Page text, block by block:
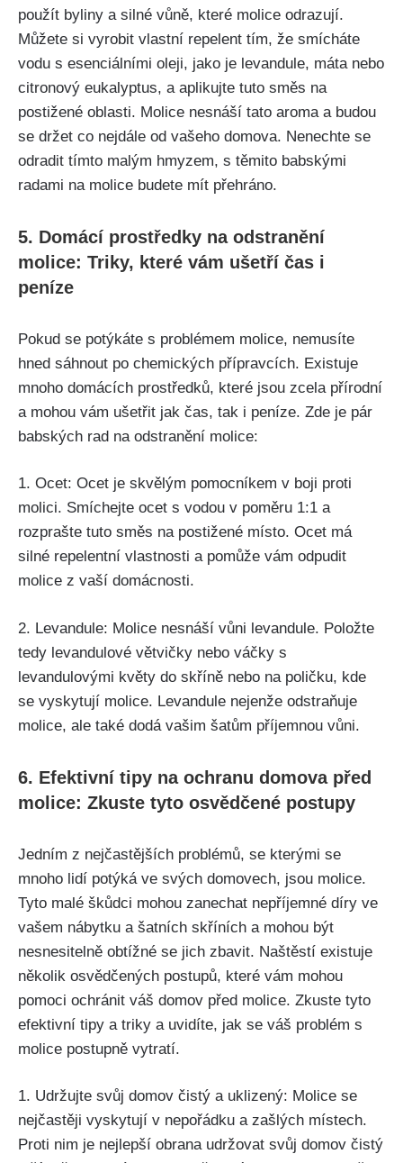
použít byliny a silné ⁤vůně,​ které molice odrazují.
Můžete si vyrobit vlastní repelent tím, že smícháte
vodu s⁣ esenciálními oleji, jako je levandule, máta nebo
citronový eukalyptus, a aplikujte tuto směs na
postižené oblasti. ⁤Molice ⁢nesnáší tato aroma a budou
se držet ⁢co nejdále od vašeho domova. Nenechte se
odradit tímto malým hmyzem, ⁣s těmito babskými‍
radami na molice⁣ budete mít přehráno.
5. Domácí prostředky na odstranění
molice: Triky, které vám ušetří čas i
peníze
Pokud se potýkáte s problémem molice, nemusíte
hned sáhnout‌ po chemických přípravcích. Existuje
mnoho domácích prostředků, které jsou zcela‌ přírodní
a mohou vám ušetřit jak čas, tak ⁤i peníze.⁤ Zde je pár
babských rad na odstranění molice:
1. Ocet: Ocet je skvělým pomocníkem ⁣v boji proti
molici. Smíchejte ocet s vodou v poměru 1:1 a
rozprašte tuto směs na postižené místo.⁤ Ocet má
silné repelentní vlastnosti a pomůže vám odpudit
⁤molice z vaší domácnosti.
2. Levandule: Molice nesnáší vůni‍ levandule.‍ Položte
tedy levandulové větvičky⁢ nebo váčky s
levandulovými květy do skříně nebo na poličku,​ kde
se vyskytují molice. Levandule nejenže odstraňuje
molice, ale také dodá‍ vašim šatům příjemnou vůni.
6. Efektivní tipy na ochranu domova před
molice: Zkuste tyto osvědčené postupy
Jedním z nejčastějších problémů, se kterými‍ se
mnoho lidí potýká ve svých domovech, jsou molice.‌
Tyto malé škůdci mohou zanechat nepříjemné díry ve⁢
vašem nábytku a šatních skříních a mohou být
nesnesitelně obtížné‌ se⁢ jich zbavit. Naštěstí existuje
několik osvědčených postupů, které vám mohou
pomoci ochránit váš domov před molice. Zkuste tyto
efektivní tipy a triky‍ a uvidíte, jak se váš problém s
molice‍ postupně vytratí.
1. ‌Udržujte svůj domov čistý a uklizený: Molice ⁤se
nejčastěji⁢ vyskytují v nepořádku a zašlých místech.
Proti nim je nejlepší ⁣obrana⁤ udržovat svůj domov čistý